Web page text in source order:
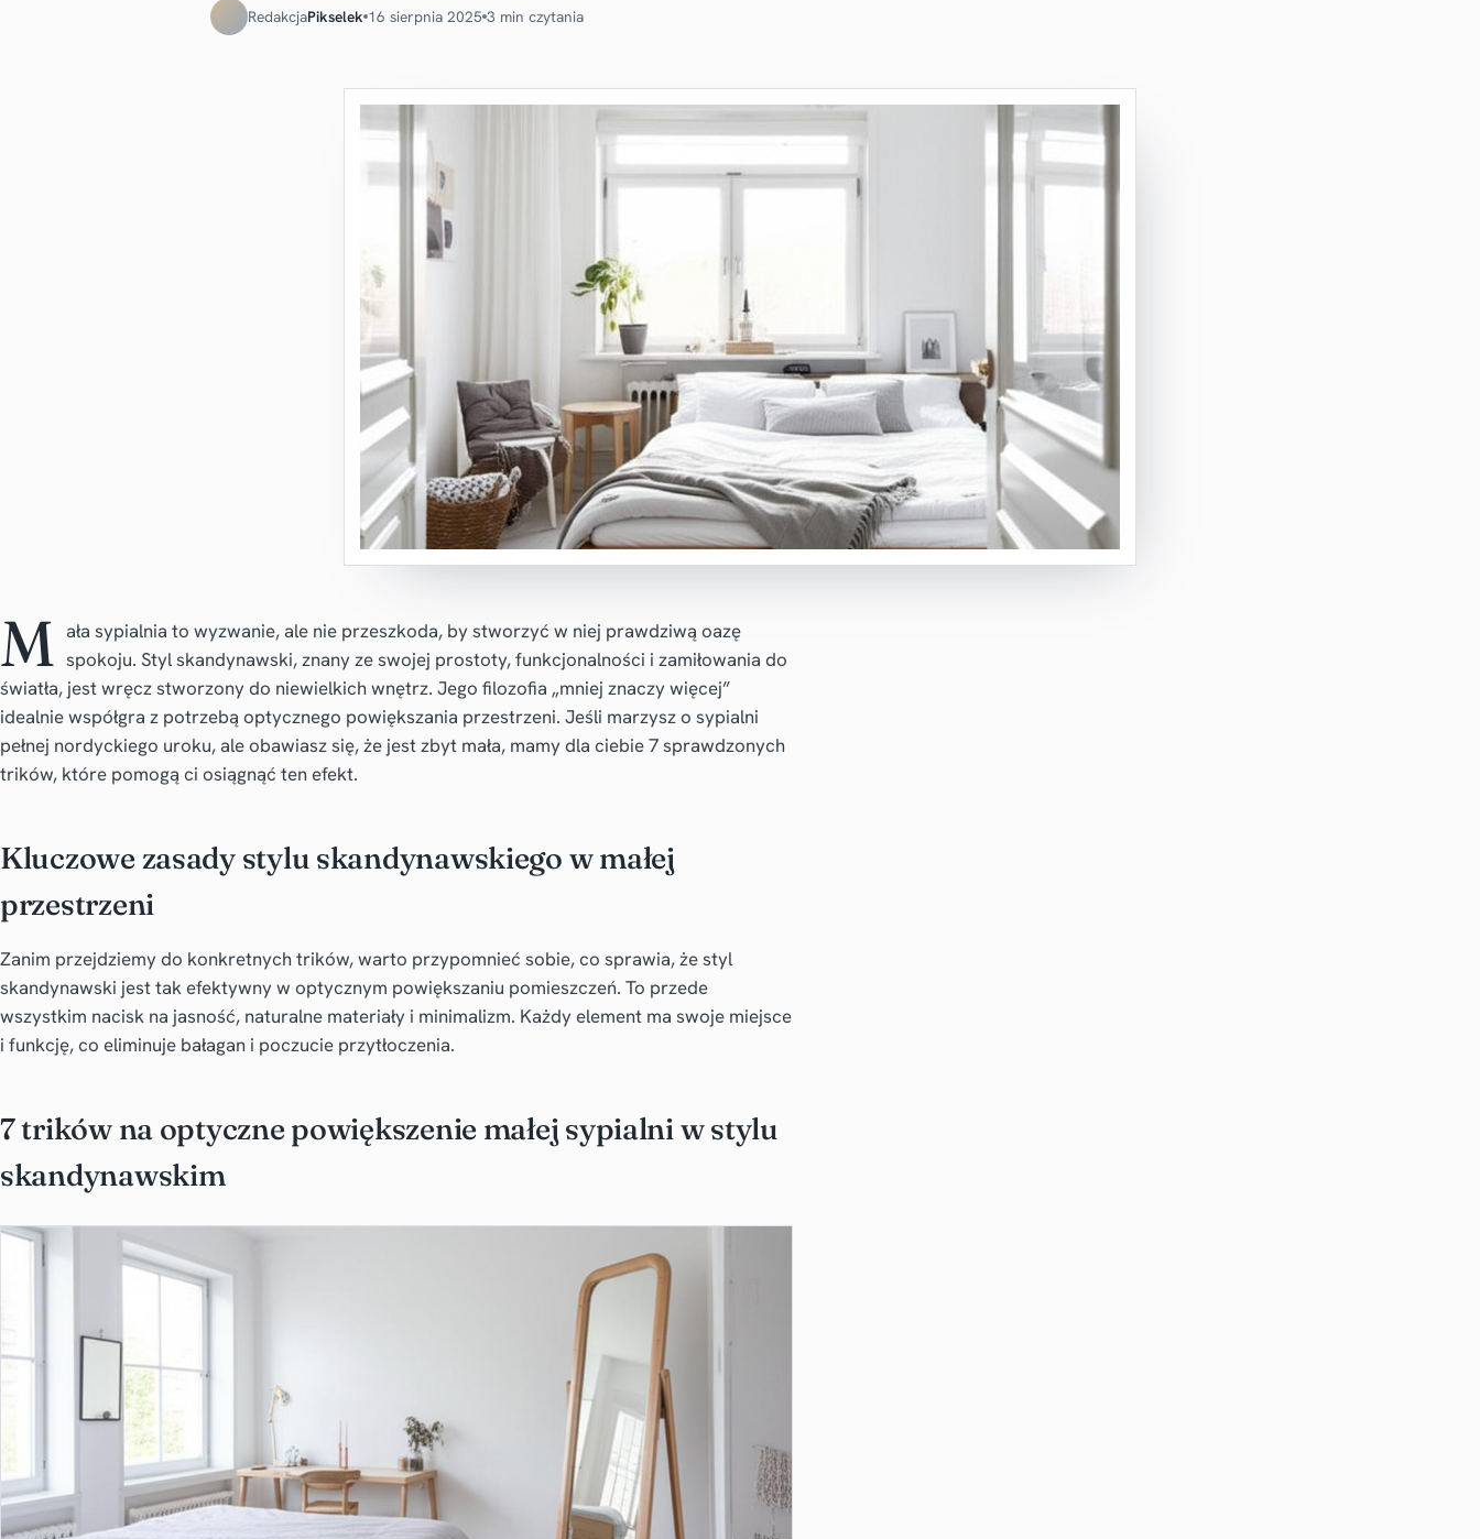
RedakcjaPikselek 16 sierpnia 2025 3 min czytania
M ała sypialnia to wyzwanie, ale nie przeszkoda, by stworzyć w niej prawdziwą oazę
spokoju. Styl skandynawski, znany ze swojej prostoty, funkcjonalności i zamiłowania do
światła, jest wręcz stworzony do niewielkich wnętrz. Jego filozofia „mniej znaczy więcej”
idealnie współgra z potrzebą optycznego powiększania przestrzeni. Jeśli marzysz o sypialni
pełnej nordyckiego uroku, ale obawiasz się, że jest zbyt mała, mamy dla ciebie 7 sprawdzonych
trików, które pomogą ci osiągnąć ten efekt.
Kluczowe zasady stylu skandynawskiego w małej
przestrzeni
Zanim przejdziemy do konkretnych trików, warto przypomnieć sobie, co sprawia, że styl
skandynawski jest tak efektywny w optycznym powiększaniu pomieszczeń. To przede
wszystkim nacisk na jasność, naturalne materiały i minimalizm. Każdy element ma swoje miejsce
i funkcję, co eliminuje bałagan i poczucie przytłoczenia.
7 trików na optyczne powiększenie małej sypialni w stylu
skandynawskim